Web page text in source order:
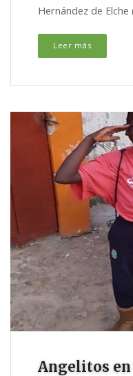
Hernández de Elche
Leer más
Angelitos en